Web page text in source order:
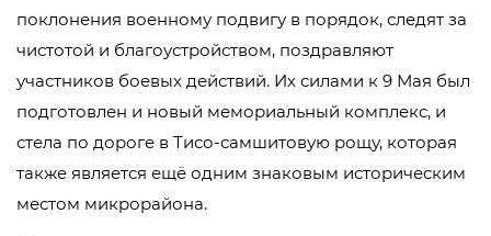
поклонения военному подвигу в порядок, следят за
чистотой и благоустройством, поздравляют
участников боевых действий. Их силами к 9 Мая был
подготовлен и новый мемориальный комплекс, и
стела по дороге в Тисо-самшитовую рощу, которая
также является ещё одним знаковым историческим
местом микрорайона.